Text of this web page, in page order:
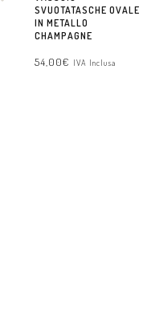
SVUOTATASCHE OVALE
IN METALLO
CHAMPAGNE
54,00€ IVA Inclusa